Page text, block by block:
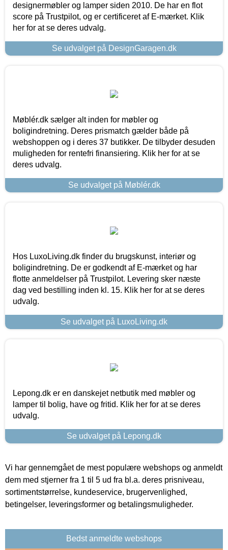
designermøbler og lamper siden 2010. De har en flot
score på Trustpilot, og er certificeret af E-mærket. Klik
her for at se deres udvalg.
Se udvalget på DesignGaragen.dk
Møblér.dk sælger alt inden for møbler og
boligindretning. Deres prismatch gælder både på
webshoppen og i deres 37 butikker. De tilbyder desuden
muligheden for rentefri finansiering. Klik her for at se
deres udvalg.
Se udvalget på Møblér.dk
Hos LuxoLiving.dk finder du brugskunst, interiør og
boligindretning. De er godkendt af E-mærket og har
flotte anmeldelser på Trustpilot. Levering sker næste
dag ved bestilling inden kl. 15. Klik her for at se deres
udvalg.
Se udvalget på LuxoLiving.dk
Lepong.dk er en danskejet netbutik med møbler og
lamper til bolig, have og fritid. Klik her for at se deres
udvalg.
Se udvalget på Lepong.dk
Vi har gennemgået de mest populære webshops og anmeldt
dem med stjerner fra 1 til 5 ud fra bl.a. deres prisniveau,
sortimentstørrelse, kundeservice, brugervenlighed,
betingelser, leveringsformer og betalingsmuligheder.
Bedst anmeldte webshops